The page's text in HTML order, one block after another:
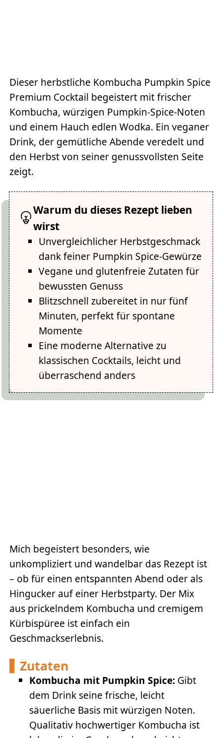
Dieser herbstliche Kombucha Pumpkin Spice
Premium Cocktail begeistert mit frischer
Kombucha, würzigen Pumpkin-Spice-Noten
und einem Hauch edlen Wodka. Ein veganer
Drink, der gemütliche Abende veredelt und
den Herbst von seiner genussvollsten Seite
zeigt.
Warum du dieses Rezept lieben
wirst
Unvergleichlicher Herbstgeschmack
dank feiner Pumpkin Spice-Gewürze
Vegane und glutenfreie Zutaten für
bewussten Genuss
Blitzschnell zubereitet in nur fünf
Minuten, perfekt für spontane
Momente
Eine moderne Alternative zu
klassischen Cocktails, leicht und
überraschend anders
Mich begeistert besonders, wie
unkompliziert und wandelbar das Rezept ist
– ob für einen entspannten Abend oder als
Hingucker auf einer Herbstparty. Der Mix
aus prickelndem Kombucha und cremigem
Kürbispüree ist einfach ein
Geschmackserlebnis.
Zutaten
Kombucha mit Pumpkin Spice: Gibt
dem Drink seine frische, leicht
säuerliche Basis mit würzigen Noten.
Qualitativ hochwertiger Kombucha ist